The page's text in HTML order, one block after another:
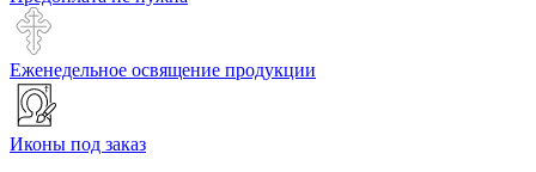
Еженедельное освящение продукции
Иконы под заказ